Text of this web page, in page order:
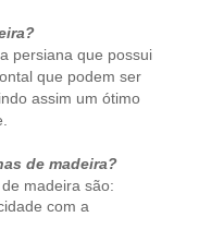
persiana que possui
que podem ser
assim um ótimo
de madeira?
madeira são:
com a